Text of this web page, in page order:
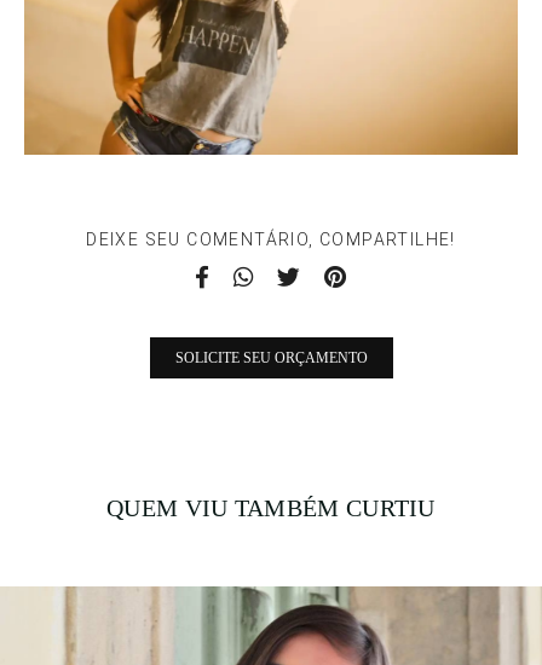
DEIXE SEU COMENTÁRIO, COMPARTILHE!
SOLICITE SEU ORÇAMENTO
QUEM VIU TAMBÉM CURTIU